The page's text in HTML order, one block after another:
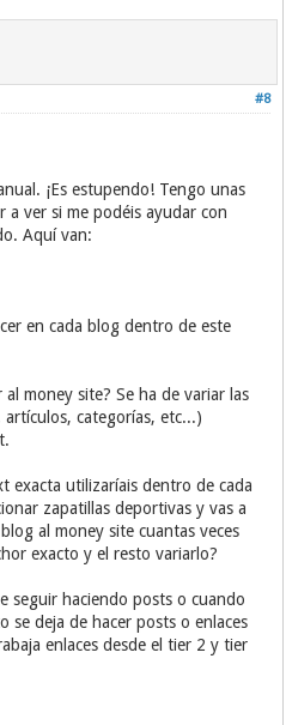
#8
¡Es estupendo! Tengo unas
a ver si me podéis ayudar con
Aquí van:
en cada blog dentro de este
money site? Se ha de variar las
categorías, etc...)
exacta utilizaríais dentro de cada
zapatillas deportivas y vas a
al money site cuantas veces
exacto y el resto variarlo?
seguir haciendo posts o cuando
se deja de hacer posts o enlaces
enlaces desde el tier 2 y tier